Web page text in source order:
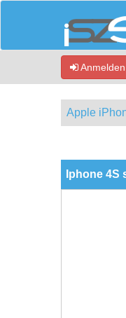
Anmelden
Apple
Iphone 4S